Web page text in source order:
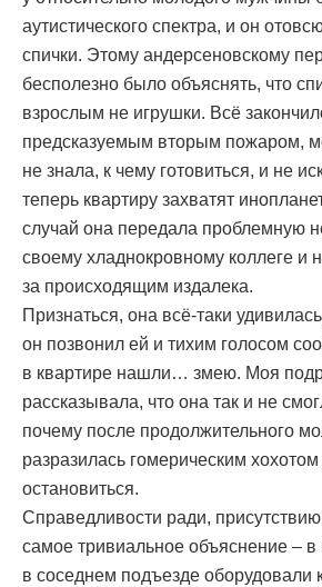
аутистического спектра, и он
спички. Этому андерсеновскому
бесполезно было объяснять, что
взрослым не игрушки. Всё
предсказуемым вторым пожаром,
не знала, к чему готовиться, и не
теперь квартиру захватят
случай она передала проблемную
своему хладнокровному коллеге и
за происходящим издалека.
Признаться, она всё-таки
он позвонил ей и тихим голосом
в квартире нашли… змею. Моя
рассказывала, что она так и не
почему после продолжительного
разразилась гомерическим
остановиться.
Справедливости ради,
самое тривиальное объяснение – в
в соседнем подъезде оборудовали